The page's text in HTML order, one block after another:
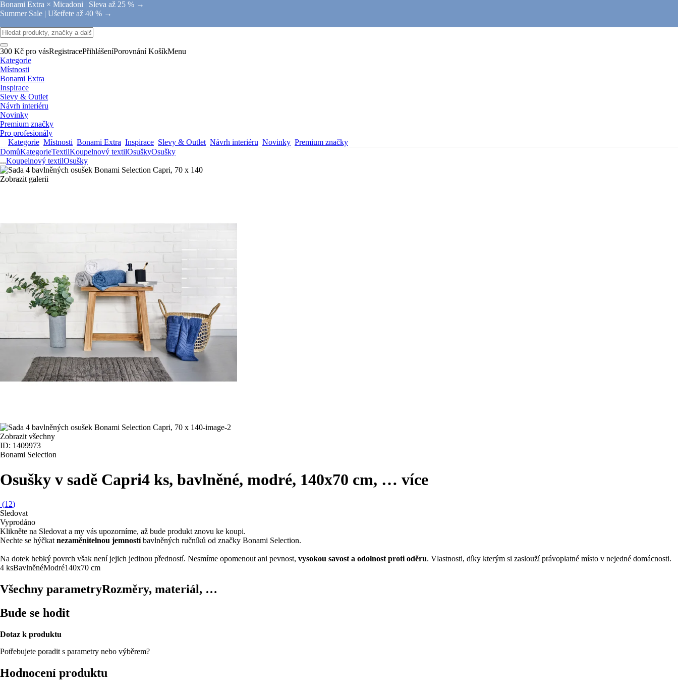
Bonami Extra × Micadoni | Sleva až 25 % →
Summer Sale | Ušetřete až 40 % →
300 Kč pro vásRegistracePřihlášeníPorovnání KošíkMenu
Kategorie
Místnosti
Bonami Extra
Inspirace
Slevy & Outlet
Návrh interiéru
Novinky
Premium značky
Pro profesionály
Kategorie Místnosti Bonami Extra Inspirace Slevy & Outlet Návrh interiéru Novinky Premium značky
DomůKategorieTextilKoupelnový textilOsuškyOsušky
...Koupelnový textilOsušky
Zobrazit galerii
Zobrazit všechny
ID: 1409973
Bonami Selection
Osušky v sadě Capri4 ks, bavlněné, modré, 140x70 cm, … více
(12)
Sledovat
Vyprodáno
Klikněte na Sledovat a my vás upozorníme, až bude produkt znovu ke koupi.
Nechte se hýčkat nezaměnitelnou jemnostíbavlněných ručníků od značky Bonami Selection.
Na dotek hebký povrch však není jejich jedinou předností. Nesmíme opomenout ani pevnost, vysokou savost a odolnost proti oděru. Vlastnosti, díky kterým si zaslouží právoplatné místo v nejedné domácnosti.
4 ksBavlněnéModré140x70 cm
Všechny parametryRozměry, materiál, …
Bude se hodit
Dotaz k produktu
Potřebujete poradit s parametry nebo výběrem?
Hodnocení produktu